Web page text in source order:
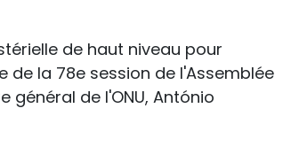
de haut niveau pour
de la 78e session de l'Assemblée
général de l'ONU, António